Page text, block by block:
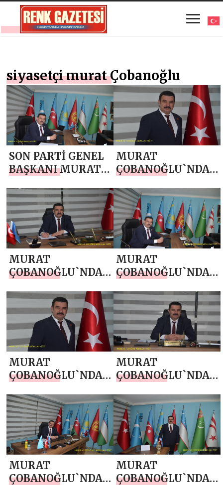
siyasetçi murat Çobanoğlu
SON PARTİ GENEL
BAŞKANI MURAT
BABALAR GÜNÜ
MESAJI
MURAT
ÇOBANOĞLU`NDAN
TEŞKİLATI’NIN 187.
KURULUŞ YIL
DÖNÜMÜ MESAJI
MURAT
ÇOBANOĞLU`NDAN
MESAJI
MURAT
ÇOBANOĞLU`NDAN
ATATÜRK’Ü ANMA,
GENÇLİK VE SPOR
BAYRAMI MESAJI
MURAT
ÇOBANOĞLU`NDAN
ÇİFTÇİLER GÜNÜ
MESAJI
MURAT
ÇOBANOĞLU`NDAN
MESAJI
MURAT
ÇOBANOĞLU`NDAN
MURAT
ÇOBANOĞLU`NDAN